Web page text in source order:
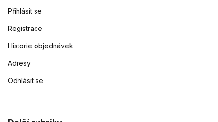
Přihlásit se
Registrace
Historie objednávek
Adresy
Odhlásit se